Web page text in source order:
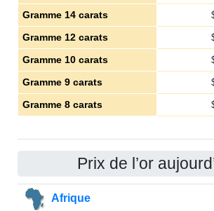
Gramme 14 carats
Gramme 12 carats
Gramme 10 carats
Gramme 9 carats
Gramme 8 carats
Prix de l’or
Afrique